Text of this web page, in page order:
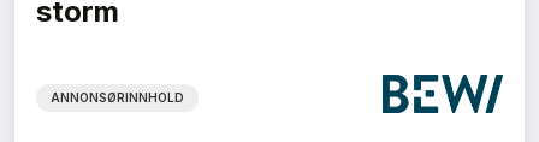
storm
ANNONSØRINNHOLD